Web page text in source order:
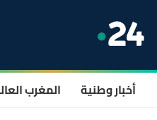
أخبار وطنية المغرب